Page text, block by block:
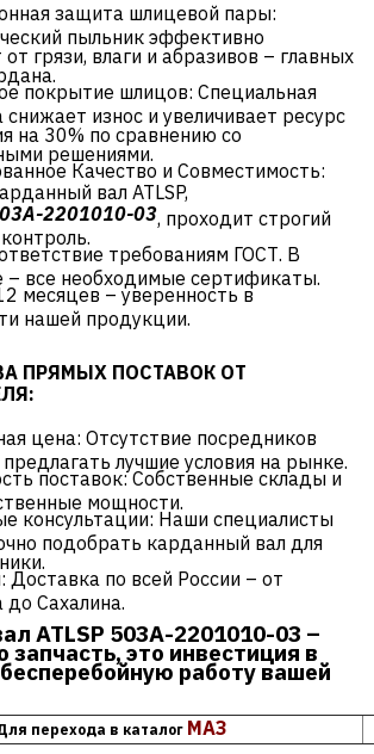
защита шлицевой пары:
пыльник эффективно
грязи, влаги и абразивов – главных
покрытие шлицов: Специальная
снижает износ и увеличивает ресурс
на 30% по сравнению со
решениями.
Качество и Совместимость:
вал ATLSP,
2201010-03 , проходит строгий
требованиям ГОСТ. В
– все необходимые сертификаты.
месяцев – уверенность в
нашей продукции.
ПРЯМЫХ ПОСТАВОК ОТ
цена: Отсутствие посредников
предлагать лучшие условия на рынке.
поставок: Собственные склады и
мощности.
консультации: Наши специалисты
подобрать карданный вал для
Доставка по всей России – от
до Сахалина.
ATLSP 503А-2201010-03 –
запчасть, это инвестиция в
работу вашей
перехода в каталог МАЗ